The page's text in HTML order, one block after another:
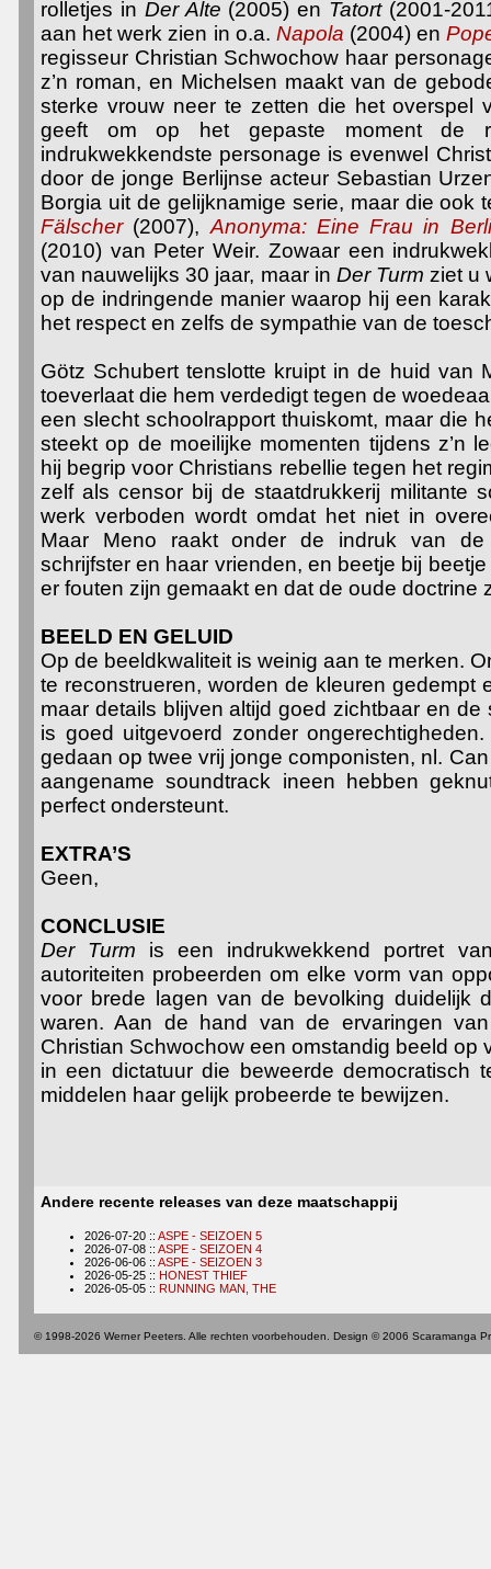
rolletjes in Der Alte (2005) en Tatort (2001-
aan het werk zien in o.a. Napola (2004) en
regisseur Christian Schwochow haar
z’n roman, en Michelsen maakt van de
sterke vrouw neer te zetten die het overspel
geeft om op het gepaste moment de
indrukwekkendste personage is evenwel
door de jonge Berlijnse acteur Sebastian
Borgia uit de gelijknamige serie, maar die ook
Fälscher(2007), Anonyma: Eine Frau in
(2010) van Peter Weir. Zowaar een
van nauwelijks 30 jaar, maar in Der Turm ziet u
op de indringende manier waarop hij een
het respect en zelfs de sympathie van de
Götz Schubert tenslotte kruipt in de huid van
toeverlaat die hem verdedigt tegen de
een slecht schoolrapport thuiskomt, maar die
steekt op de moeilijke momenten tijdens z’n
hij begrip voor Christians rebellie tegen het
zelf als censor bij de staatdrukkerij militante
werk verboden wordt omdat het niet in
Maar Meno raakt onder de indruk van
schrijfster en haar vrienden, en beetje bij
er fouten zijn gemaakt en dat de oude doctrine
BEELD EN GELUID
Op de beeldkwaliteit is weinig aan te merken.
te reconstrueren, worden de kleuren gedempt
maar details blijven altijd goed zichtbaar en
is goed uitgevoerd zonder
gedaan op twee vrij jonge componisten, nl.
aangename soundtrack ineen hebben
perfect ondersteunt.
EXTRA’S
Geen,
CONCLUSIE
Der Turm is een indrukwekkend portret
autoriteiten probeerden om elke vorm van
voor brede lagen van de bevolking duidelijk
waren. Aan de hand van de ervaringen
Christian Schwochow een omstandig beeld op
in een dictatuur die beweerde democratisch
middelen haar gelijk probeerde te bewijzen.
Andere recente releases van deze maatschappij
2026-07-20 :: ASPE - SEIZOEN 5
2026-07-08 :: ASPE - SEIZOEN 4
2026-06-06 :: ASPE - SEIZOEN 3
2026-05-25 :: HONEST THIEF
2026-05-05 :: RUNNING MAN, THE
© 1998-2026 Werner Peeters. Alle rechten voorbehouden. Design © 2006 Scaramanga